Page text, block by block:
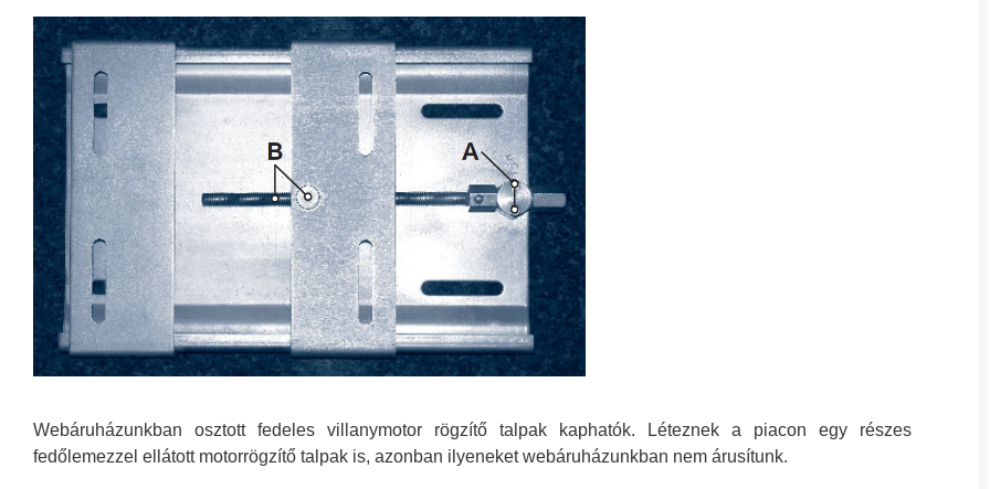
Webáruházunkban osztott fedeles villanymotor rögzítő talpak kaphatók. Léteznek a piacon egy részes
fedőlemezzel ellátott motorrögzítő talpak is, azonban ilyeneket webáruházunkban nem árusítunk.